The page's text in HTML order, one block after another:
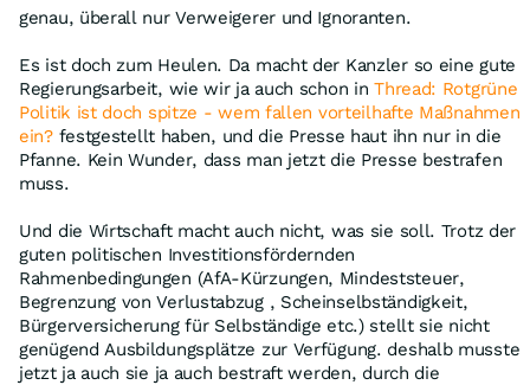
genau, überall nur Verweigerer und Ignoranten.
Es ist doch zum Heulen. Da macht der Kanzler so eine gute
Regierungsarbeit, wie wir ja auch schon inThread: Rotgrüne
Politik ist doch spitze - wem fallen vorteilhafte Maßnahmen
ein?festgestellt haben, und die Presse haut ihn nur in die
Pfanne. Kein Wunder, dass man jetzt die Presse bestrafen
muss.
Und die Wirtschaft macht auch nicht, was sie soll. Trotz der
guten politischen Investitionsfördernden
Rahmenbedingungen (AfA-Kürzungen, Mindeststeuer,
Begrenzung von Verlustabzug , Scheinselbständigkeit,
Bürgerversicherung für Selbständige etc.) stellt sie nicht
genügend Ausbildungsplätze zur Verfügung. deshalb musste
jetzt ja auch sie ja auch bestraft werden, durch die